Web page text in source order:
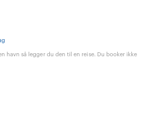
havn så legger du den til en reise. Du booker ikke